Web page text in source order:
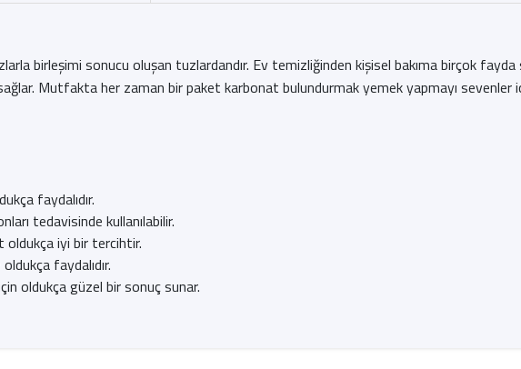
birleşimi sonucu oluşan tuzlardandır. Ev temizliğinden kişisel bakıma birçok
Mutfakta her zaman bir paket karbonat bulundurmak yemek yapmayı sevenler
faydalıdır.
tedavisinde kullanılabilir.
oldukça iyi bir tercihtir.
faydalıdır.
oldukça güzel bir sonuç sunar.